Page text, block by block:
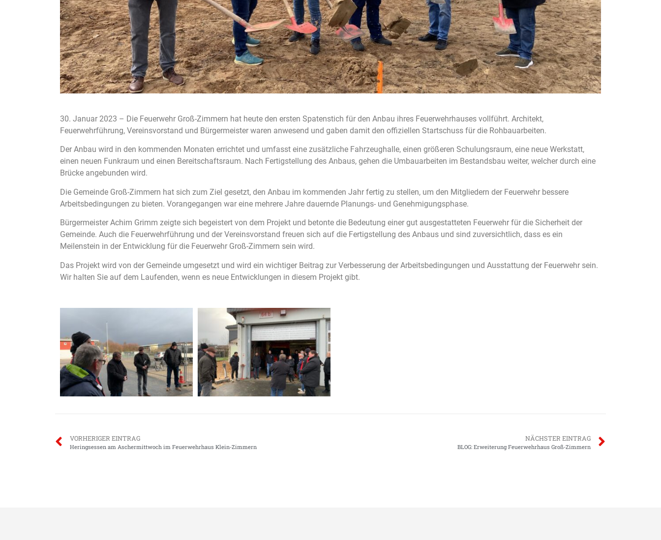
30. Januar 2023 – Die Feuerwehr Groß-Zimmern hat heute den ersten Spatenstich für den Anbau ihres Feuerwehrhauses vollführt. Architekt,
Feuerwehrführung, Vereinsvorstand und Bürgermeister waren anwesend und gaben damit den offiziellen Startschuss für die Rohbauarbeiten.
Der Anbau wird in den kommenden Monaten errichtet und umfasst eine zusätzliche Fahrzeughalle, einen größeren Schulungsraum, eine neue Werkstatt,
einen neuen Funkraum und einen Bereitschaftsraum. Nach Fertigstellung des Anbaus, gehen die Umbauarbeiten im Bestandsbau weiter, welcher durch eine
Brücke angebunden wird.
Die Gemeinde Groß-Zimmern hat sich zum Ziel gesetzt, den Anbau im kommenden Jahr fertig zu stellen, um den Mitgliedern der Feuerwehr bessere
Arbeitsbedingungen zu bieten. Vorangegangen war eine mehrere Jahre dauernde Planungs- und Genehmigungsphase.
Bürgermeister Achim Grimm zeigte sich begeistert von dem Projekt und betonte die Bedeutung einer gut ausgestatteten Feuerwehr für die Sicherheit der
Gemeinde. Auch die Feuerwehrführung und der Vereinsvorstand freuen sich auf die Fertigstellung des Anbaus und sind zuversichtlich, dass es ein
Meilenstein in der Entwicklung für die Feuerwehr Groß-Zimmern sein wird.
Das Projekt wird von der Gemeinde umgesetzt und wird ein wichtiger Beitrag zur Verbesserung der Arbeitsbedingungen und Ausstattung der Feuerwehr sein.
Wir halten Sie auf dem Laufenden, wenn es neue Entwicklungen in diesem Projekt gibt.
VORHERIGER EINTRAG
Heringsessen am Aschermittwoch im Feuerwehrhaus Klein-Zimmern
NÄCHSTER EINTRAG
BLOG: Erweiterung Feuerwehrhaus Groß-Zimmern